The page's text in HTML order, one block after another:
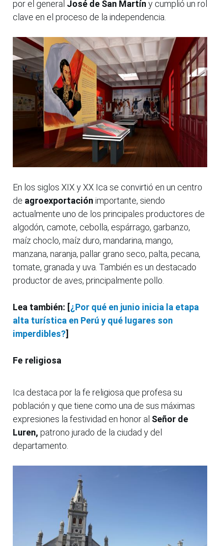
por el general José de San Martín y cumplió un rol
clave en el proceso de la independencia.
En los siglos XIX y XX Ica se convirtió en un centro
de agroexportación importante, siendo
actualmente uno de los principales productores de
algodón, camote, cebolla, espárrago, garbanzo,
maíz choclo, maíz duro, mandarina, mango,
manzana, naranja, pallar grano seco, palta, pecana,
tomate, granada y uva. También es un destacado
productor de aves, principalmente pollo.
Lea también: [¿Por qué en junio inicia la etapa
alta turística en Perú y qué lugares son
imperdibles?]
Fe religiosa
Ica destaca por la fe religiosa que profesa su
población y que tiene como una de sus máximas
expresiones la festividad en honor al Señor de
Luren, patrono jurado de la ciudad y del
departamento.